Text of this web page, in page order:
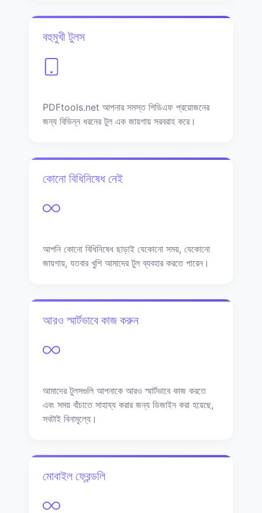
বহুমুখী টুলস
PDFtools.net আপনার সমস্ত পিডিএফ প্রয়োজনের
জন্য বিভিন্ন ধরনের টুল এক জায়গায় সরবরাহ করে।
কোনো বিধিনিষেধ নেই
আপনি কোনো বিধিনিষেধ ছাড়াই যেকোনো সময়, যেকোনো
জায়গায়, যতবার খুশি আমাদের টুল ব্যবহার করতে পারেন।
আরও স্মার্টভাবে কাজ করুন
আমাদের টুলসগুলি আপনাকে আরও স্মার্টভাবে কাজ করতে
এবং সময় বাঁচাতে সাহায্য করার জন্য ডিজাইন করা হয়েছে,
সবটাই বিনামূল্যে।
মোবাইল ফ্রেন্ডলি